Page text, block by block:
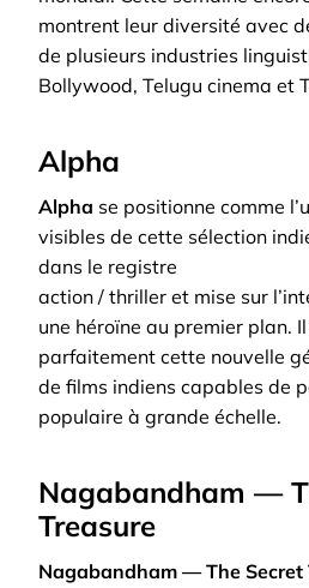
montrent leur diversité avec
de plusieurs industries
Bollywood, Telugu cinema et
Alpha
Alpha se positionne comme
visibles de cette sélection
dans le registre
action / thriller et mise sur
une héroïne au premier plan.
parfaitement cette nouvelle
de films indiens capables de
populaire à grande échelle.
Nagabandham —
Treasure
Nagabandham — The Secret